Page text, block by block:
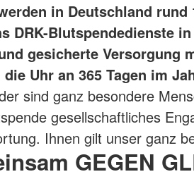
in Deutschland
DRK-Blutspendedienste
gesicherte Versorgung
Uhr an 365 Tagen im
sind ganz besondere
gesellschaftliches
Ihnen gilt unser ganz
GEGEN